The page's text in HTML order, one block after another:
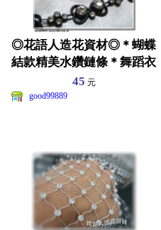
◎花語人造花資材◎＊蝴蝶
結款精美水鑽鏈條＊舞蹈衣
服~皮包~髮飾裝飾
45 元
good99889